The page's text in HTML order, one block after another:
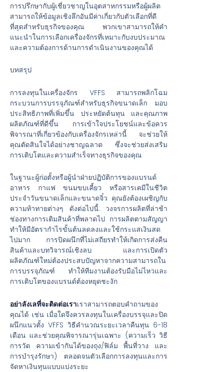
การปรึกษากับผู้เชี่ยวชาญในอุตสาหกรรมหรือผู้ผลิต
สามารถให้ข้อมูลเชิงลึกอันมีค่าเกี่ยวกับตัวเลือกที่ดี
ที่สุดสำหรับธุรกิจของคุณ พวกเขาสามารถให้คำ
แนะนำในการเลือกเครื่องจักรที่เหมาะกับงบประมาณ
และความต้องการด้านการดำเนินงานของคุณได้
บทสรุป
การลงทุนในเครื่องจักร VFFS สามารถพลิกโฉม
กระบวนการบรรจุภัณฑ์สำหรับธุรกิจขนาดเล็ก มอบ
ประสิทธิภาพที่เพิ่มขึ้น ประหยัดต้นทุน และคุณภาพ
ผลิตภัณฑ์ที่ดีขึ้น การเข้าใจประโยชน์และข้อควร
พิจารณาที่เกี่ยวข้องกับเครื่องจักรเหล่านี้ จะช่วยให้
คุณตัดสินใจได้อย่างชาญฉลาด ซึ่งจะช่วยส่งเสริม
การเติบโตและความสำเร็จทางธุรกิจของคุณ
ในฐานะผู้ก่อตั้งหรือผู้นำฝ่ายปฏิบัติการของแบรนด์
อาหาร กาแฟ ขนมขบเคี้ยว หรือสารเคมีในชีวิต
ประจำวันขนาดเล็กและขนาดจิ๋ว คุณยังต้องเผชิญกับ
ความท้าทายต่างๆ ดังต่อไปนี้: วงจรการผลิตที่ล่าช้า
ช่องทางการเติมสินค้าที่พลาดไป การผลิตตามสัญญา
ทำให้มีอัตรากำไรขั้นต้นลดลงและใช้กระแสเงินสด
ไปมาก การปิดผนึกที่ไม่เสถียรทำให้เกิดการส่งคืน
สินค้าและบทวิจารณ์เชิงลบ และการเปิดตัว
ผลิตภัณฑ์ใหม่ต้องประสบปัญหาจากความสามารถใน
การบรรจุภัณฑ์ ทำให้ทีมงานต้องรับมือไม่ไหวและ
การเติบโตของแบรนด์ต้องหยุดชะงัก
อย่าลังเลที่จะติดต่อเราเราสามารถตอบคำถามของ
คุณได้ เช่น เมื่อใดจึงควรลงทุนในเครื่องบรรจุและปิด
ผนึกแนวตั้ง VFFS วิธีคำนวณระยะเวลาคืนทุน 6-18
เดือน และช่วยคุณพิจารณารุ่นเฉพาะ (ความเร็ว วิธี
การวัด ความเข้ากันได้ของถุง/ฟิล์ม พื้นที่วาง และ
การบำรุงรักษา) ตลอดจนตัวเลือกการลงทุนและการ
จัดหาเงินทุนแบบแบ่งระยะ